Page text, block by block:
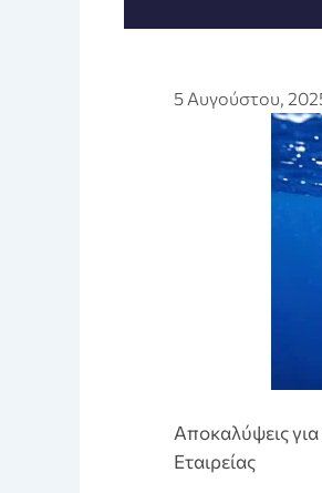
5 Αυγούστου,
Αποκαλύψεις
Εταιρείας